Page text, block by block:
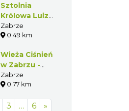
Sztolnia
Królowa Luiza
- Strefa
Wilhelmina
Zabrze
0.49 km
Wieża Ciśnień
w Zabrzu -
Carboneum
Zabrze
0.77 km
3 … 6 »